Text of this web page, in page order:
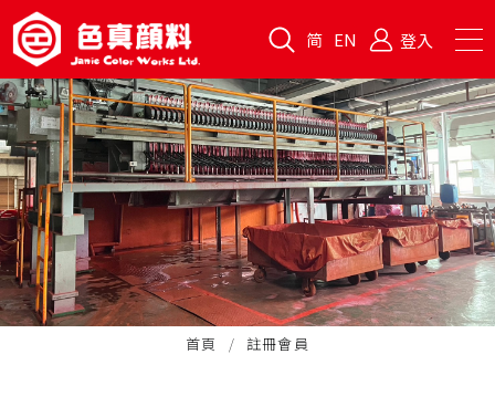
简 EN 登入
首頁 註冊會員